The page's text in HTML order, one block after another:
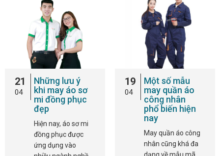
21
04
Những lưu ý
khi may áo sơ
mi đồng phục
đẹp
Hiện nay, áo sơ mi
đồng phục được
ứng dụng vào
19
04
Một số mẫu
may quần áo
công nhân
phổ biến hiện
nay
May quần áo công
nhân cũng khá đa
dạng về mẫu mã